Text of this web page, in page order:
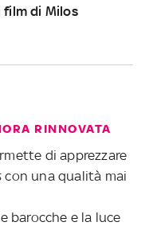
film di Milos
RINNOVATA
di apprezzare
con una qualità mai
barocche e la luce